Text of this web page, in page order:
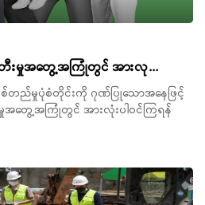
တီးမှုအတွေ့အကြုံတွင် အားလု...
တည်မှုပုံစံတိုင်းကို ဂုဏ်ပြုသောအနေဖြင့်
အတွေ့အကြုံတွင် အားလုံးပါဝင်ကြရန်